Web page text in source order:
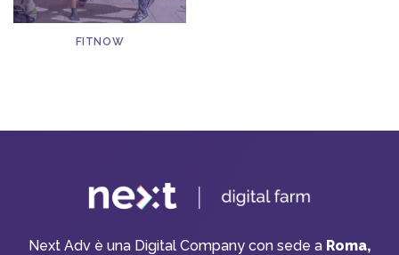
FITNOW
Next Adv è una Digital Company con sede a Roma,